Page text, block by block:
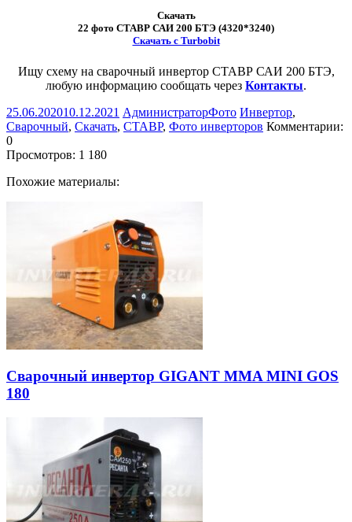
Скачать
22 фото СТАВР САИ 200 БТЭ (4320*3240)
Скачать с Turbobit
Ищу схему на сварочный инвертор СТАВР САИ 200 БТЭ,
любую информацию сообщать через Контакты.
25.06.202010.12.2021 АдминистраторФото Инвертор,
Сварочный, Скачать, СТАВР, Фото инверторов Комментарии:
0
Просмотров: 1 180
Похожие материалы:
Сварочный инвертор GIGANT MMA MINI GOS
180